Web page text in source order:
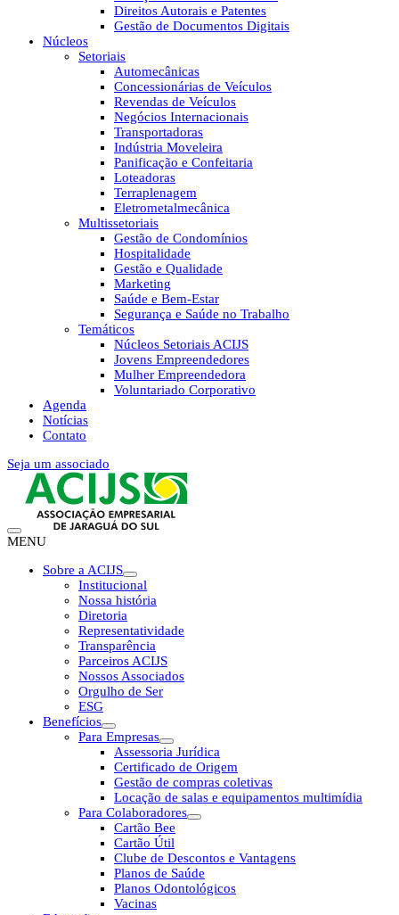
Direitos Autorais e Patentes
Gestão de Documentos Digitais
Núcleos
Setoriais
Automecânicas
Concessionárias de Veículos
Revendas de Veículos
Negócios Internacionais
Transportadoras
Indústria Moveleira
Panificação e Confeitaria
Loteadoras
Terraplenagem
Eletrometalmecânica
Multissetoriais
Gestão de Condomínios
Hospitalidade
Gestão e Qualidade
Marketing
Saúde e Bem-Estar
Segurança e Saúde no Trabalho
Temáticos
Núcleos Setoriais ACIJS
Jovens Empreendedores
Mulher Empreendedora
Voluntariado Corporativo
Agenda
Notícias
Contato
Seja um associado
MENU
Sobre a ACIJS
Institucional
Nossa história
Diretoria
Representatividade
Transparência
Parceiros ACIJS
Nossos Associados
Orgulho de Ser
ESG
Benefícios
Para Empresas
Assessoria Jurídica
Certificado de Origem
Gestão de compras coletivas
Locação de salas e equipamentos multimídia
Para Colaboradores
Cartão Bee
Cartão Útil
Clube de Descontos e Vantagens
Planos de Saúde
Planos Odontológicos
Vacinas